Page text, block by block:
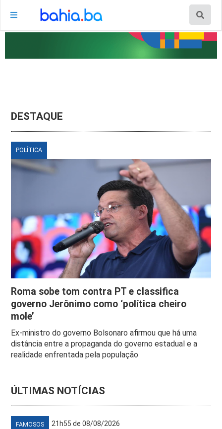
DESTAQUE
POLÍTICA
Roma sobe tom contra PT e classifica
governo Jerônimo como ‘política cheiro
mole’
Ex-ministro do governo Bolsonaro afirmou que há uma
distância entre a propaganda do governo estadual e a
realidade enfrentada pela população
ÚLTIMAS NOTÍCIAS
FAMOSOS 21h55 de 08/08/2026